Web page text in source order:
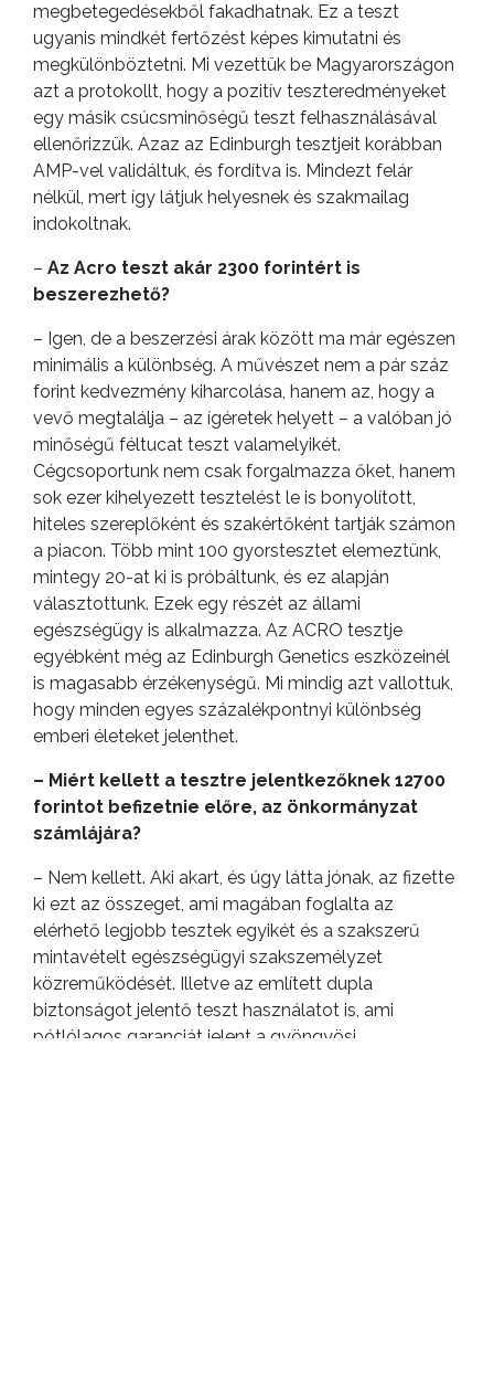
megbetegedésekből fakadhatnak. Ez a teszt
ugyanis mindkét fertőzést képes kimutatni és
megkülönböztetni. Mi vezettük be Magyarországon
azt a protokollt, hogy a pozitív teszteredményeket
egy másik csúcsminőségű teszt felhasználásával
ellenőrizzük. Azaz az Edinburgh tesztjeit korábban
AMP-vel validáltuk, és fordítva is. Mindezt felár
nélkül, mert így látjuk helyesnek és szakmailag
indokoltnak.
– Az Acro teszt akár 2300 forintért is
beszerezhető?
– Igen, de a beszerzési árak között ma már egészen
minimális a különbség. A művészet nem a pár száz
forint kedvezmény kiharcolása, hanem az, hogy a
vevő megtalálja – az ígéretek helyett – a valóban jó
minőségű féltucat teszt valamelyikét.
Cégcsoportunk nem csak forgalmazza őket, hanem
sok ezer kihelyezett tesztelést le is bonyolított,
hiteles szereplőként és szakértőként tartják számon
a piacon. Több mint 100 gyorstesztet elemeztünk,
mintegy 20-at ki is próbáltunk, és ez alapján
választottunk. Ezek egy részét az állami
egészségügy is alkalmazza. Az ACRO tesztje
egyébként még az Edinburgh Genetics eszközeinél
is magasabb érzékenységű. Mi mindig azt vallottuk,
hogy minden egyes százalékpontnyi különbség
emberi életeket jelenthet.
– Miért kellett a tesztre jelentkezőknek 12700
forintot befizetnie előre, az önkormányzat
számlájára?
– Nem kellett. Aki akart, és úgy látta jónak, az fizette
ki ezt az összeget, ami magában foglalta az
elérhető legjobb tesztek egyikét és a szakszerű
mintavételt egészségügyi szakszemélyzet
közreműködését. Illetve az említett dupla
biztonságot jelentő teszt használatot is, ami
pótlólagos garanciát jelent a gyöngyösi